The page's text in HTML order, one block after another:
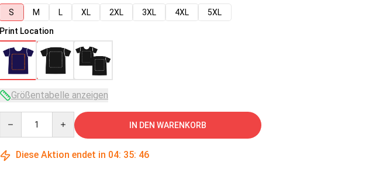
S
M L XL 2XL 3XL 4XL
5XL
Print Location
Größentabelle anzeigen
IN DEN WARENKORB
Diese Aktion endet in 04: 35: 45